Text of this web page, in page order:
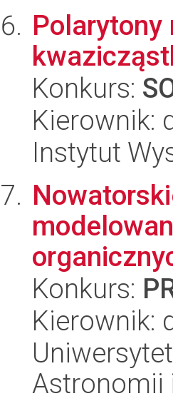
Polarytony
Konkurs:
Kierownik:
Instytut
Konkurs:
Kierownik:
Astronomii